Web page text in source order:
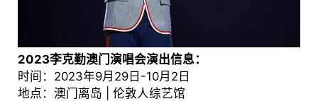
2023李克勤澳门演唱会演出信息：
时间：2023年9月29日-10月2日
地点：澳门离岛 | 伦敦人综艺馆